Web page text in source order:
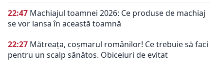
22:47 Machiajul toamnei 2026: Ce produse de machiaj
se vor lansa în această toamnă
22:27 Mătreața, coșmarul românilor! Ce trebuie să faci
pentru un scalp sănătos. Obiceiuri de evitat